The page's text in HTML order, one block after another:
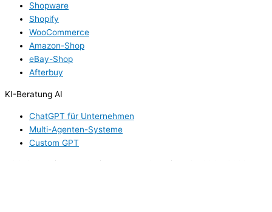
Shopware
Shopify
WooCommerce
Amazon-Shop
eBay-Shop
Afterbuy
KI-Beratung AI
ChatGPT für Unternehmen
Multi-Agenten-Systeme
Custom GPT
HSC Consulting Webdesign Agentur Copyright © 1999 - 2026